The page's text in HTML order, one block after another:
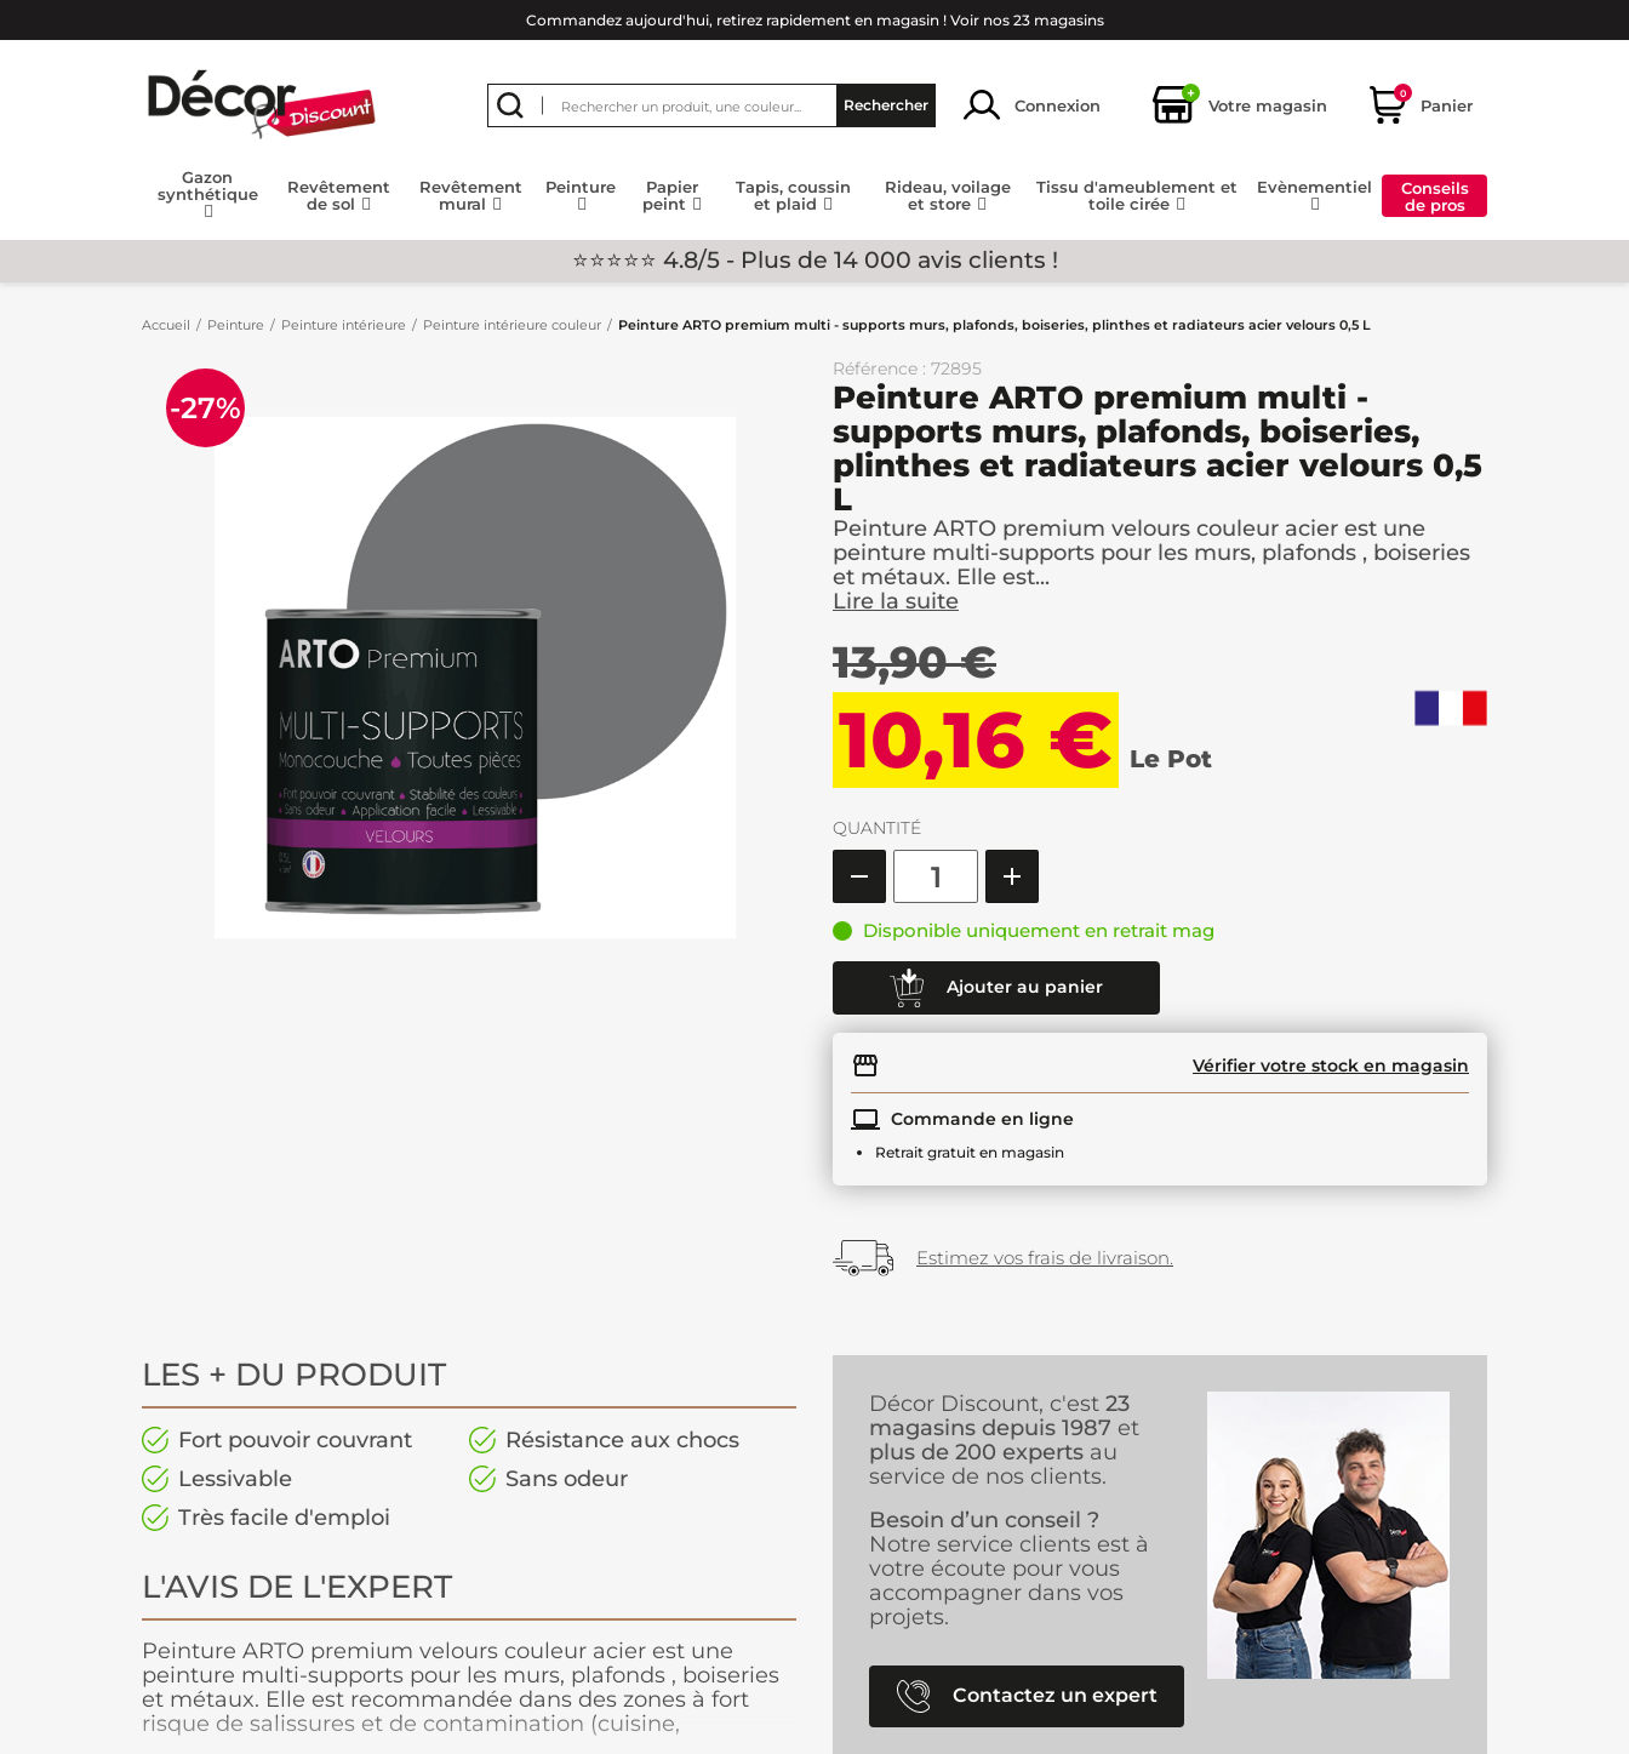
Commandez aujourd'hui, retirez rapidement en magasin ! Voir nos 23 magasins
Rechercher Connexion
+
Votre magasin
0
Panier
Gazon
synthétique
Revêtement
de sol
Revêtement
mural
Peinture
Papier
peint
Tapis, coussin
et plaid
Rideau, voilage
et store
Tissu d'ameublement et
toile cirée
Evènementiel
Conseils
de pros
⭐⭐⭐⭐⭐ 4.8/5 - Plus de 14 000 avis clients !
Accueil Peinture Peinture intérieure Peinture intérieure couleur Peinture ARTO premium multi - supports murs, plafonds, boiseries, plinthes et radiateurs acier velours 0,5 L
-27%
Référence : 72895
Peinture ARTO premium multi -
supports murs, plafonds, boiseries,
plinthes et radiateurs acier velours 0,5
L
Peinture ARTO premium velours couleur acier est une
peinture multi-supports pour les murs, plafonds , boiseries
et métaux. Elle est...
Lire la suite
13,90 €
10,16 € Le Pot
QUANTITÉ
Disponible uniquement en retrait mag
Ajouter au panier
Vérifier votre stock en magasin
Commande en ligne
Retrait gratuit en magasin
Estimez vos frais de livraison.
LES + DU PRODUIT
Fort pouvoir couvrant
Résistance aux chocs
Lessivable
Sans odeur
Très facile d'emploi
L'AVIS DE L'EXPERT
Peinture ARTO premium velours couleur acier est une
peinture multi-supports pour les murs, plafonds , boiseries
et métaux. Elle est recommandée dans des zones à fort
risque de salissures et de contamination (cuisine,
Décor Discount, c'est 23
magasins depuis 1987 et
plus de 200 experts au
service de nos clients.
Besoin d’un conseil ?
Notre service clients est à
votre écoute pour vous
accompagner dans vos
projets.
Contactez un expert